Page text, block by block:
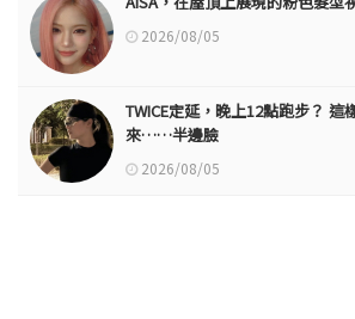
2026/08/05
TWICE定延，晚上12點跑步？ 這
來……半邊臉
2026/08/05